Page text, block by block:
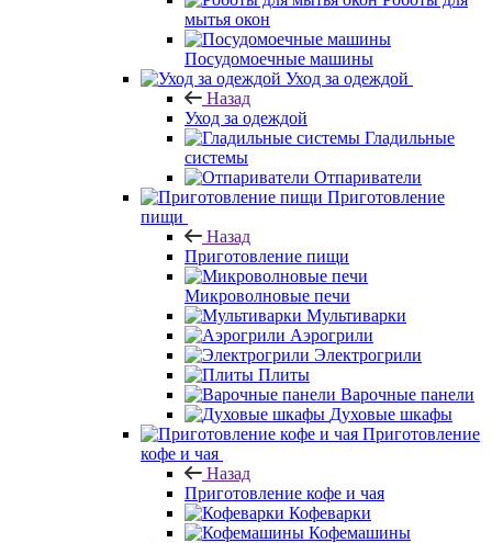
мытья окон
Посудомоечные машины
Уход за одеждой
Назад
Уход за одеждой
Гладильные
системы
Отпариватели
Приготовление
пищи
Назад
Приготовление пищи
Микроволновые печи
Мультиварки
Аэрогрили
Электрогрили
Плиты
Варочные панели
Духовые шкафы
Приготовление
кофе и чая
Назад
Приготовление кофе и чая
Кофеварки
Кофемашины